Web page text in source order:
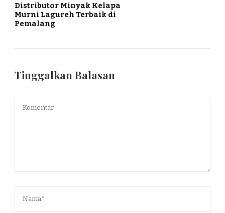
Distributor Minyak Kelapa
Murni Lagureh Terbaik di
Pemalang
Tinggalkan Balasan